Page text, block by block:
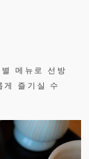
메뉴로 선방
게 즐기실 수